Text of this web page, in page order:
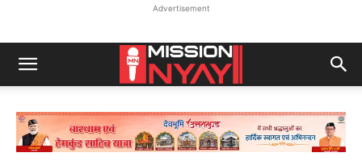
Advertisement